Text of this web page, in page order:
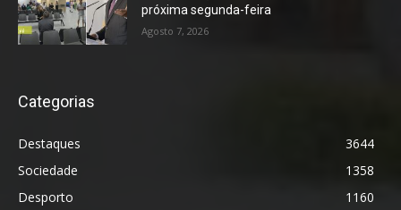
próxima segunda-feira
Agosto 7, 2026
Categorias
Destaques
3644
Sociedade
1358
Desporto
1160